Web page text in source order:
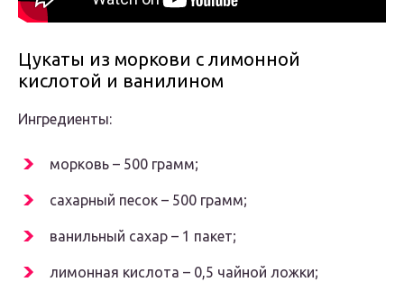
Цукаты из моркови с лимонной
кислотой и ванилином
Ингредиенты:
морковь – 500 грамм;
сахарный песок – 500 грамм;
ванильный сахар – 1 пакет;
лимонная кислота – 0,5 чайной ложки;